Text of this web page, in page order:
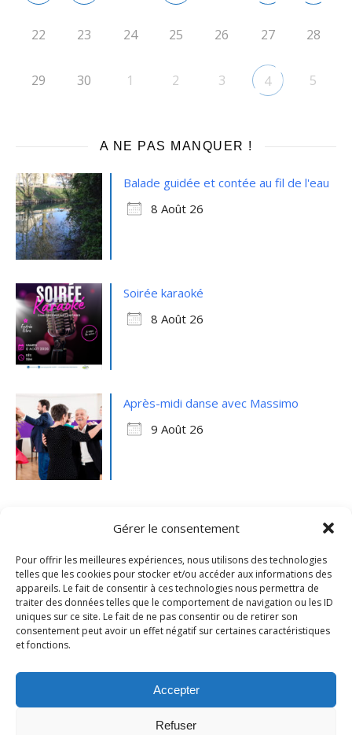
Gérer le consentement
Pour offrir les meilleures expériences, nous utilisons des technologies
telles que les cookies pour stocker et/ou accéder aux informations des
appareils. Le fait de consentir à ces technologies nous permettra de
traiter des données telles que le comportement de navigation ou les ID
uniques sur ce site. Le fait de ne pas consentir ou de retirer son
consentement peut avoir un effet négatif sur certaines caractéristiques
et fonctions.
Accepter
Refuser
22 23 24 25 26 27 28
29 30 1 2 3 4 5
A NE PAS MANQUER !
Balade guidée et contée au fil de l'eau
8 Août 26
Soirée karaoké
8 Août 26
Après-midi danse avec Massimo
9 Août 26
- Ville de Merville -